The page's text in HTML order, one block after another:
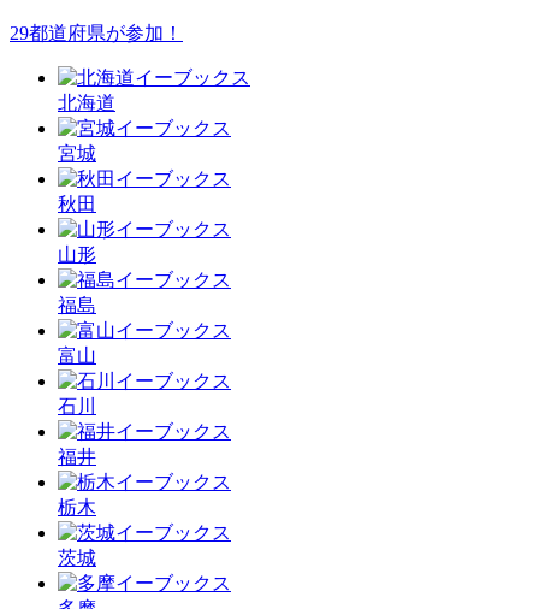
29都道府県が参加！
北海道
宮城
秋田
山形
福島
富山
石川
福井
栃木
茨城